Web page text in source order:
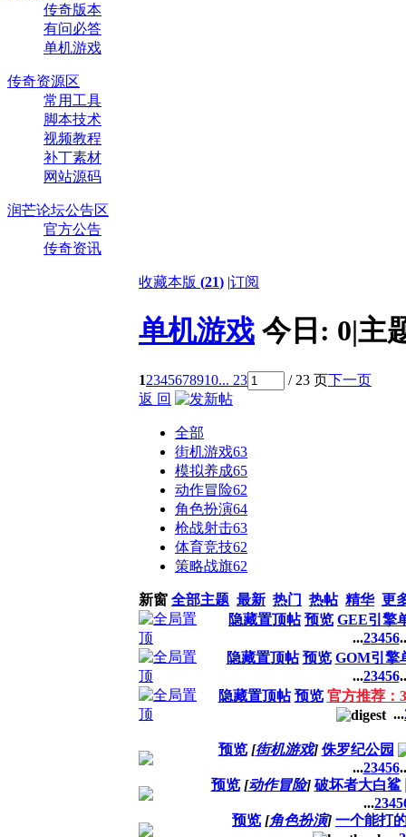
传奇版本
有问必答
单机游戏
传奇资源区
常用工具
脚本技术
视频教程
补丁素材
网站源码
润芒论坛公告区
官方公告
传奇资讯
收藏本版 (21) |订阅
单机游戏 今日: 0|主
12345678910... 23 / 23 页下一页
返 回
全部
街机游戏63
模拟养成65
动作冒险62
角色扮演64
枪战射击63
体育竞技62
策略战旗62
新窗 全部主题 最新 热门 热帖 精华 更
隐藏置顶帖 预览 GEE引擎
...23456..
隐藏置顶帖 预览 GOM引擎
...23456..
隐藏置顶帖 预览 官方推荐：
...
预览 [街机游戏] 侏罗纪公园
...23456..
预览 [动作冒险] 破坏者大白鲨
...2345
预览 [角色扮演] 一个能打